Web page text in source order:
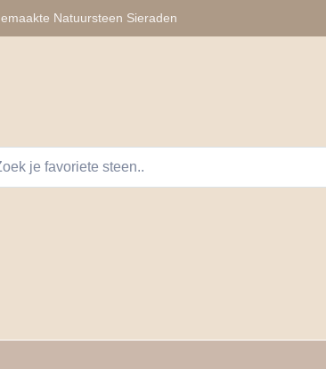
Natuursteen Sieraden